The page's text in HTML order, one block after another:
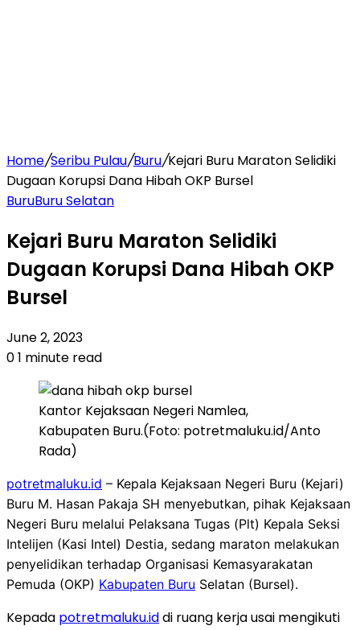
Home/Seribu Pulau/Buru/Kejari Buru Maraton Selidiki
Dugaan Korupsi Dana Hibah OKP Bursel
BuruBuru Selatan
Kejari Buru Maraton Selidiki
Dugaan Korupsi Dana Hibah OKP
Bursel
June 2, 2023
01 minute read
Kantor Kejaksaan Negeri Namlea,
Kabupaten Buru.(Foto: potretmaluku.id/Anto
Rada)
potretmaluku.id – Kepala Kejaksaan Negeri Buru (Kejari)
Buru M. Hasan Pakaja SH menyebutkan, pihak Kejaksaan
Negeri Buru melalui Pelaksana Tugas (Plt) Kepala Seksi
Intelijen (Kasi Intel) Destia, sedang maraton melakukan
penyelidikan terhadap Organisasi Kemasyarakatan
Pemuda (OKP) Kabupaten Buru Selatan (Bursel).
Kepada potretmaluku.iddi ruang kerja usai mengikuti